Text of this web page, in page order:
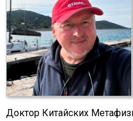
Доктор Китайских